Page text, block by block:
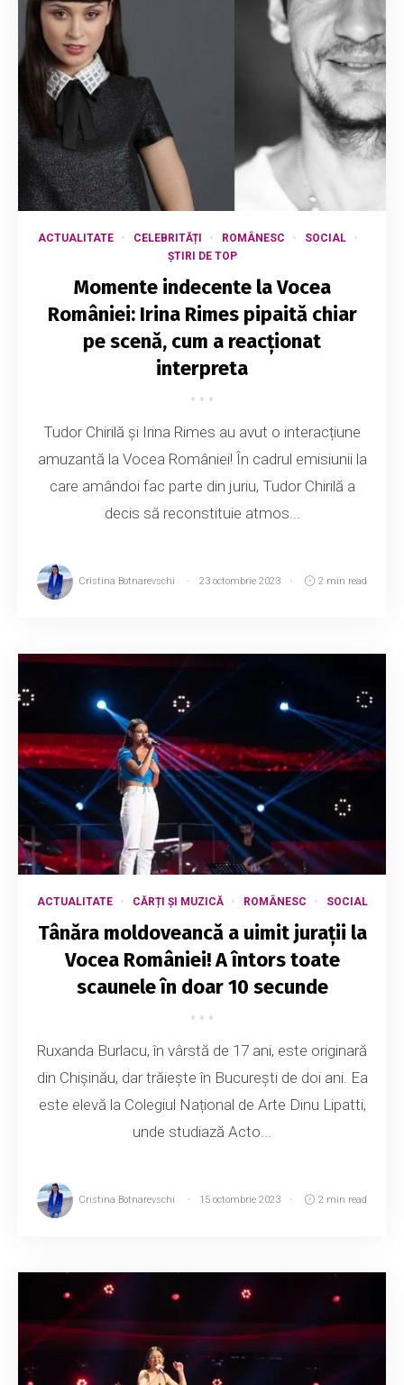
ACTUALITATE CELEBRITĂȚI ROMÂNESC
SOCIAL
ȘTIRI DE TOP
Momente indecente la Vocea
României: Irina Rimes pipaită chiar
pe scenă, cum a reacționat
interpreta
Tudor Chirilă și Irina Rimes au avut o interacțiune
amuzantă la Vocea României! În cadrul emisiunii la
care amândoi fac parte din juriu, Tudor Chirilă a
decis să reconstituie atmos...
Cristina Botnarevschi 23 octombrie 2023 2 min read
ACTUALITATE CĂRȚI ȘI MUZICĂ ROMÂNESC SOCIAL
Tânăra moldoveancă a uimit jurații la
Vocea României! A întors toate
scaunele în doar 10 secunde
Ruxanda Burlacu, în vârstă de 17 ani, este originară
din Chișinău, dar trăiește în București de doi ani. Ea
este elevă la Colegiul Național de Arte Dinu Lipatti,
unde studiază Acto...
Cristina Botnarevschi 15 octombrie 2023 2 min read